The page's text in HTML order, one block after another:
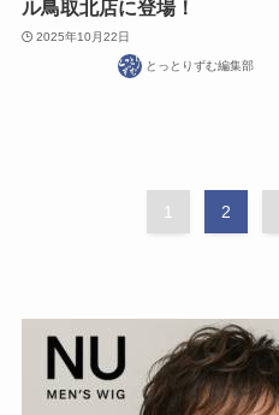
ル鳥取北店に登場！
2025年10月22日
とっとりずむ編集部
1 2